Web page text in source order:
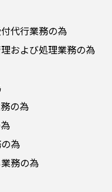
代行業務の為
および処理業務の為
の為
為
務の為